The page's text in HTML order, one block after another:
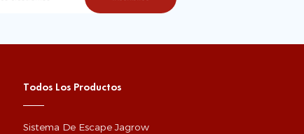
Todos Los Productos
Sistema De Escape Jagrow